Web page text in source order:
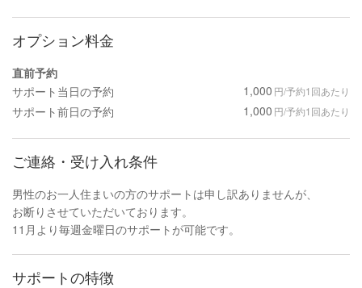
オプション料金
直前予約
サポート当日の予約
1,000 円/予約1回あたり
サポート前日の予約 1,000 円/予約1回あたり
ご連絡・受け入れ条件
男性のお一人住まいの方のサポートは申し訳ありませんが、
お断りさせていただいております。
11月より毎週金曜日のサポートが可能です。
サポートの特徴